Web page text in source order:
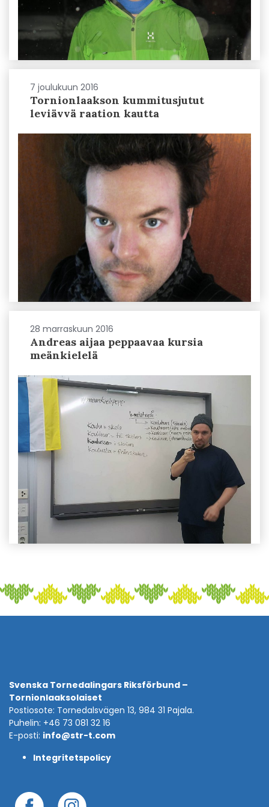
7 joulukuun 2016
Tornionlaakson kummitusjutut
leviävvä raation kautta
28 marraskuun 2016
Andreas aijaa peppaavaa kursia
meänkielelä
Svenska Tornedalingars Riksförbund –
Tornionlaaksolaiset
Postiosote: Tornedalsvägen 13, 984 31 Pajala.
Puhelin: +46 73 081 32 16
E-posti: info@str-t.com
Integritetspolicy